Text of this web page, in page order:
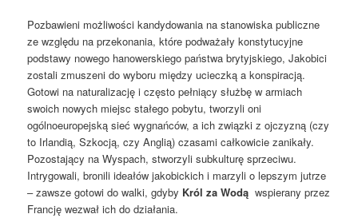
Pozbawieni możliwości kandydowania na stanowiska publiczne
ze względu na przekonania, które podważały konstytucyjne
podstawy nowego hanowerskiego państwa brytyjskiego, Jakobici
zostali zmuszeni do wyboru między ucieczką a konspiracją.
Gotowi na naturalizację i często pełniący służbę w armiach
swoich nowych miejsc stałego pobytu, tworzyli oni
ogólnoeuropejską sieć wygnańców, a ich związki z ojczyzną (czy
to Irlandią, Szkocją, czy Anglią) czasami całkowicie zanikały.
Pozostający na Wyspach, stworzyli subkulturę sprzeciwu.
Intrygowali, bronili ideałów jakobickich i marzyli o lepszym jutrze
– zawsze gotowi do walki, gdyby Król za Wodą wspierany przez
Francję wezwał ich do działania.